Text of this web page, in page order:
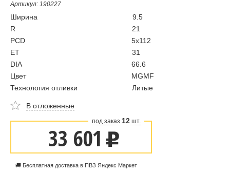
Артикул: 190227
Ширина
9.5
R
21
PCD
5x112
ET
31
DIA
66.6
Цвет
MGMF
Технология отливки
Литые
В отложенные
под заказ 12 шт.
33 601 u
🚚 Бесплатная доставка в ПВЗ Яндекс Маркет